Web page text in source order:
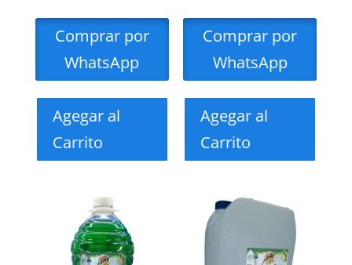
Comprar por
WhatsApp
Agegar al
Carrito
Comprar por
WhatsApp
Agegar al
Carrito